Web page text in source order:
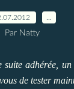
Par Natty
adhérée,
de tester